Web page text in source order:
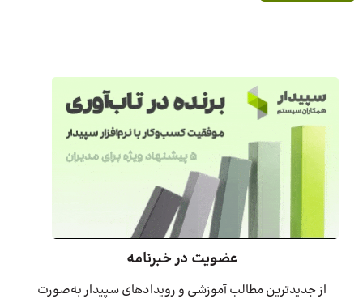
عضویت در خبرنامه
از جدیدترین مطالب آموزشی و رویدادهای سپیدار به‌صورت